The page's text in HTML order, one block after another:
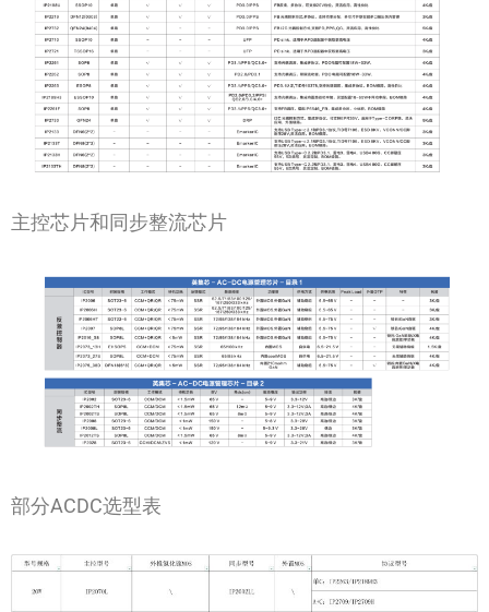
主控芯片和同步整流芯片
部分ACDC选型表